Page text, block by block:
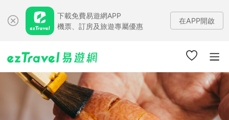
下載免費易遊網APP
機票、訂房及旅遊專屬優惠
在APP開啟